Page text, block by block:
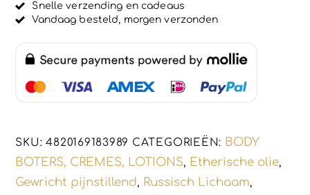
Berg
verdikking
-
jeuk
30ml
aantal
Snelle verzending en cadeaus
Vandaag besteld, morgen verzonden
SKU:4820169183989 CATEGORIEËN: BODY
BOTERS, CREMES, LOTIONS, Etherische olie,
Gewricht pijnstillend, Russisch Lichaam,